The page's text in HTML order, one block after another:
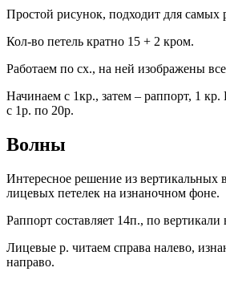
Простой рисунок, подходит для самых
Кол-во петель кратно 15 + 2 кром.
Работаем по сх., на ней изображены
Начинаем с 1кр., затем – раппорт, 1
с 1р. по 20р.
Волны
Интересное решение из вертикальных
лицевых петелек на изнаночном фоне.
Раппорт составляет 14п., по
Лицевые р. читаем справа налево,
направо.